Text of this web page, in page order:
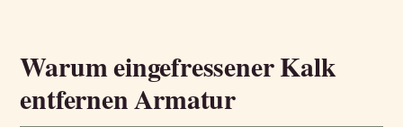
Warum eingefressener Kalk
entfernen Armatur